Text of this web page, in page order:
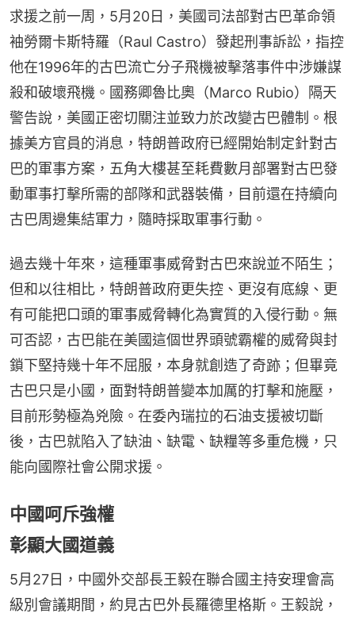
求援之前一周，5月20日，美國司法部對古巴革命領
袖勞爾卡斯特羅（Raul Castro）發起刑事訴訟，指控
他在1996年的古巴流亡分子飛機被擊落事件中涉嫌謀
殺和破壞飛機。國務卿魯比奧（Marco Rubio）隔天
警告說，美國正密切關注並致力於改變古巴體制。根
據美方官員的消息，特朗普政府已經開始制定針對古
巴的軍事方案，五角大樓甚至耗費數月部署對古巴發
動軍事打擊所需的部隊和武器裝備，目前還在持續向
古巴周邊集結軍力，隨時採取軍事行動。
過去幾十年來，這種軍事威脅對古巴來說並不陌生；
但和以往相比，特朗普政府更失控、更沒有底線、更
有可能把口頭的軍事威脅轉化為實質的入侵行動。無
可否認，古巴能在美國這個世界頭號霸權的威脅與封
鎖下堅持幾十年不屈服，本身就創造了奇跡；但畢竟
古巴只是小國，面對特朗普變本加厲的打擊和施壓，
目前形勢極為兇險。在委內瑞拉的石油支援被切斷
後，古巴就陷入了缺油、缺電、缺糧等多重危機，只
能向國際社會公開求援。
中國呵斥強權
彰顯大國道義
5月27日，中國外交部長王毅在聯合國主持安理會高
級別會議期間，約見古巴外長羅德里格斯。王毅說，